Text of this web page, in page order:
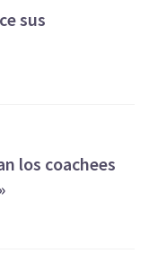
sus
los coachees